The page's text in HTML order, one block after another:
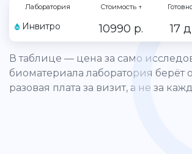
Лаборатория Стоимость ↑
Инвитро 10990 р. 17
В таблице — цена за само
биоматериала лаборатория берёт
разовая плата за визит, а не за